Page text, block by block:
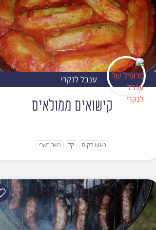
ענבל לנקרי
קישואים ממולאים
כ-60 דקות קל כשר בשרי